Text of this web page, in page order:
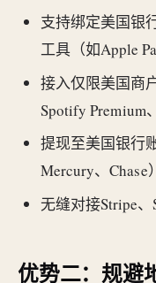
支持绑定美国银
工具（如Apple
接入仅限美国商
Spotify Premium
提现至美国银行
Mercury、Chase
无缝对接Stripe
优势二：规避